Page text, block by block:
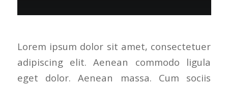
Lorem ipsum dolor sit amet, consectetuer
adipiscing elit. Aenean commodo ligula
eget dolor. Aenean massa. Cum sociis